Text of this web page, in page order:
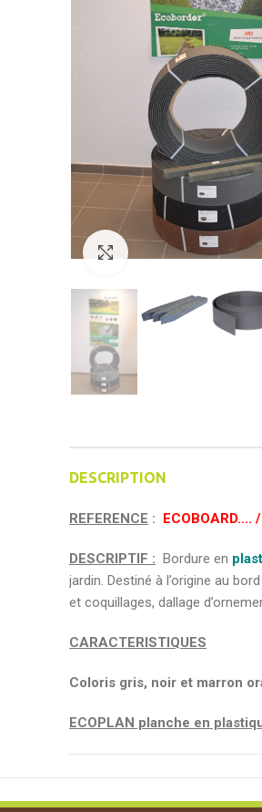
Click to enlarge
DESCRIPTION
REFERENCE : ECOBOARD….
DESCRIPTIF : Bordure en
jardin. Destiné à l’origine au
et coquillages, dallage
CARACTERISTIQUES
Coloris gris, noir et marron
ECOPLAN planche en
2m x 14cm x 1cm/